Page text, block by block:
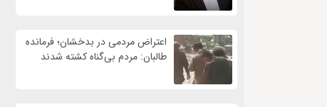
اعتراض مردمی در بدخشان؛ فرمانده
طالبان: مردم بی‌گناه کشته شدند